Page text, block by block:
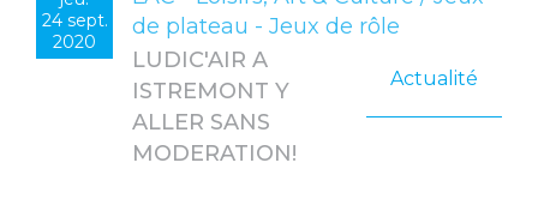
24 sept.
2020
de plateau - Jeux de rôle
Actualité
LUDIC'AIR A
ISTREMONT Y
ALLER SANS
MODERATION!